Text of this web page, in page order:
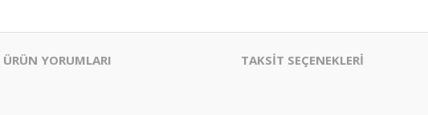
ÜRÜN YORUMLARI TAKSİT SEÇENEKLERİ